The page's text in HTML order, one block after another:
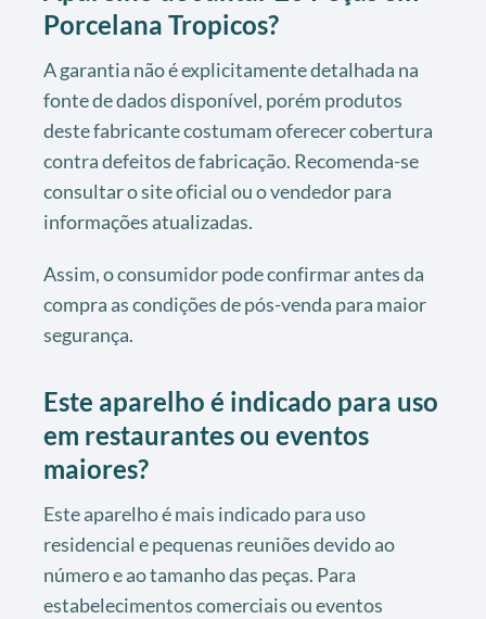
Porcelana Tropicos?
A garantia não é explicitamente detalhada na
fonte de dados disponível, porém produtos
deste fabricante costumam oferecer cobertura
contra defeitos de fabricação. Recomenda-se
consultar o site oficial ou o vendedor para
informações atualizadas.
Assim, o consumidor pode confirmar antes da
compra as condições de pós-venda para maior
segurança.
Este aparelho é indicado para uso
em restaurantes ou eventos
maiores?
Este aparelho é mais indicado para uso
residencial e pequenas reuniões devido ao
número e ao tamanho das peças. Para
estabelecimentos comerciais ou eventos